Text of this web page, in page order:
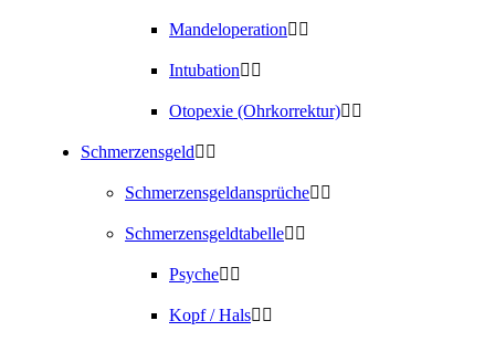
Mandeloperation
Intubation
Otopexie (Ohrkorrektur)
Schmerzensgeld
Schmerzensgeldansprüche
Schmerzensgeldtabelle
Psyche
Kopf / Hals